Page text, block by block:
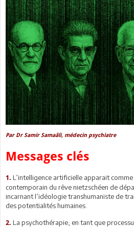
Par Dr Samir Samaâli, médecin psychiatre
Messages clés
1. L’intelligence artificielle apparait
contemporain du rêve nietzschéen de
incarnant l’idéologie transhumaniste de
des potentialités humaines.
2. La psychothérapie, en tant que